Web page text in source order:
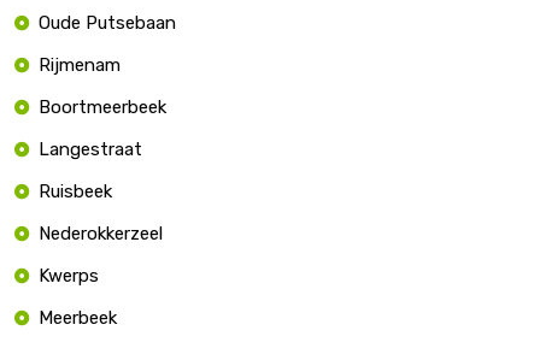
Oude Putsebaan
Rijmenam
Boortmeerbeek
Langestraat
Ruisbeek
Nederokkerzeel
Kwerps
Meerbeek